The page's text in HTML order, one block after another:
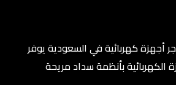
أجهزة كهربائية في السعودية يوفر
الكهربائية بأنظمة سداد مريحة